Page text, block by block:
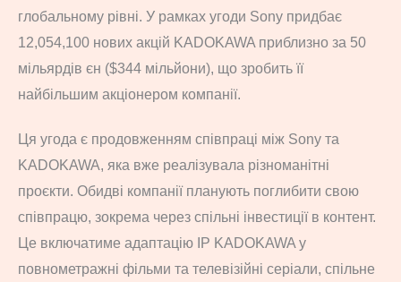
глобальному рівні. У рамках угоди Sony придбає
12,054,100 нових акцій KADOKAWA приблизно за 50
мільярдів єн ($344 мільйони), що зробить її
найбільшим акціонером компанії.
Ця угода є продовженням співпраці між Sony та
KADOKAWA, яка вже реалізувала різноманітні
проєкти. Обидві компанії планують поглибити свою
співпрацю, зокрема через спільні інвестиції в контент.
Це включатиме адаптацію IP KADOKAWA у
повнометражні фільми та телевізійні серіали, спільне